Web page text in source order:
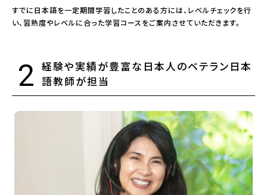
すでに日本語を一定期間学習したことのある方には、レベルチェックを行
い、習熟度やレベルに合った学習コースをご案内させていただきます。
2 経験や実績が豊富な日本人のベテラン日本
語教師が担当